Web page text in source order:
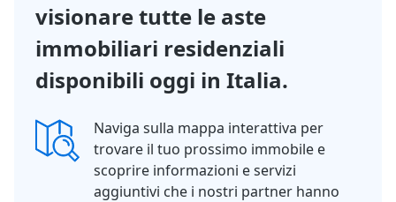
visionare tutte le aste
immobiliari residenziali
disponibili oggi in Italia.
Naviga sulla mappa interattiva per
trovare il tuo prossimo immobile e
scoprire informazioni e servizi
aggiuntivi che i nostri partner hanno